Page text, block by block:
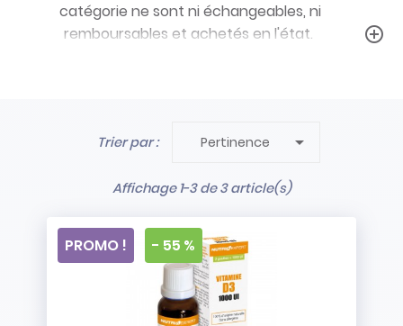
catégorie ne sont ni échangeables, ni
remboursables et achetés en l'état.
- Stock limité et non renouvelé
add_circle_outline
Trier par : Pertinence 
Affichage 1-3 de 3 article(s)
PROMO ! - 55 %